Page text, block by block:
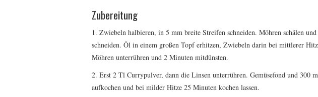
Zubereitung
1. Zwiebeln halbieren, in 5 mm breite Streifen schneiden. Möhren schälen
schneiden. Öl in einem großen Topf erhitzen, Zwiebeln darin bei mittlerer
Möhren unterrühren und 2 Minuten mitdünsten.
2. Erst 2 Tl Currypulver, dann die Linsen unterrühren. Gemüsefond und 300
aufkochen und bei milder Hitze 25 Minuten kochen lassen.